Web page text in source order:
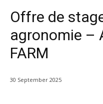
Offre de
agronomie –
FARM
30 September 2025